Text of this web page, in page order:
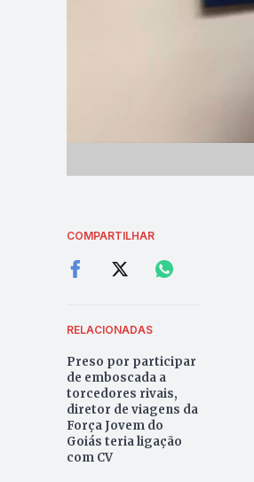
COMPARTILHAR
RELACIONADAS
Preso por participar
de emboscada a
torcedores rivais,
diretor de viagens da
Força Jovem do
Goiás teria ligação
com CV